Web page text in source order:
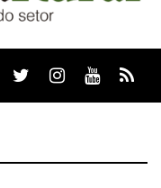
Facebooktwitter Instagram
Youtube